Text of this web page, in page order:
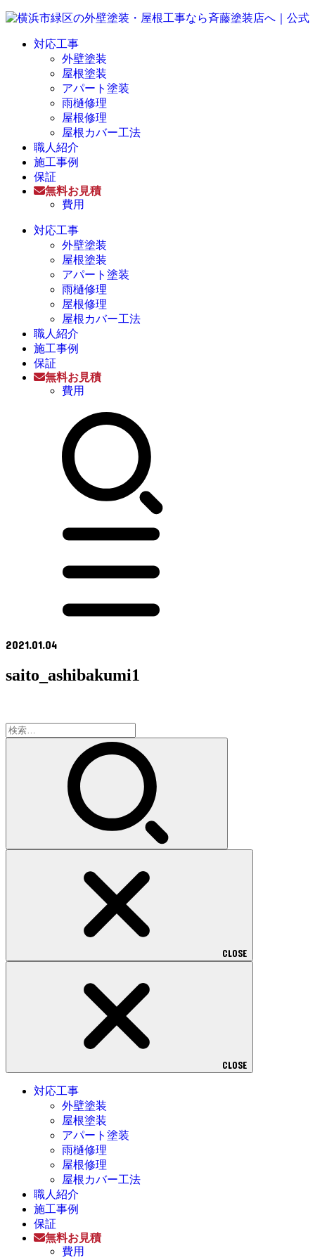
対応工事
外壁塗装
屋根塗装
アパート塗装
雨樋修理
屋根修理
屋根カバー工法
職人紹介
施工事例
保証
無料お見積
費用
対応工事
外壁塗装
屋根塗装
アパート塗装
雨樋修理
屋根修理
屋根カバー工法
職人紹介
施工事例
保証
無料お見積
費用
2021.01.04
saito_ashibakumi1
検
索:
CLOSE
CLOSE
対応工事
外壁塗装
屋根塗装
アパート塗装
雨樋修理
屋根修理
屋根カバー工法
職人紹介
施工事例
保証
無料お見積
費用